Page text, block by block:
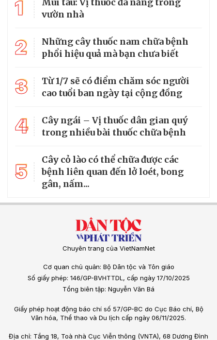
1
Mùi tàu: Vị thuốc đa năng trong
vườn nhà
2
Những cây thuốc nam chữa bệnh
phổi hiệu quả mà bạn chưa biết
3
Từ 1/7 sẽ có điểm chăm sóc người
cao tuổi ban ngày tại cộng đồng
4
Cây ngái – Vị thuốc dân gian quý
trong nhiều bài thuốc chữa bệnh
5
Cây cỏ lào có thể chữa được các
bệnh liên quan đến lở loét, bong
gân, nấm...
Chuyên trang của VietNamNet
Cơ quan chủ quản: Bộ Dân tộc và Tôn giáo
Số giấy phép: 146/GP-BVHTTDL, cấp ngày 17/10/2025
Tổng biên tập: Nguyễn Văn Bá
Giấy phép hoạt động báo chí số 57/GP-BC do Cục Báo chí, Bộ
Văn hóa, Thể thao và Du lịch cấp ngày 06/11/2025.
Địa chỉ: Tầng 18, Toà nhà Cục Viễn thông (VNTA), 68 Dương Đình